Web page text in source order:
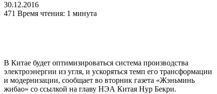
30.12.2016
471 Время чтения: 1 минута
В Китае будет оптимизироваться система производства
электроэнергии из угля, и ускоряться темп его трансформации
и модернизации, сообщает во вторник газета «Жэньминь
жибао» со ссылкой на главу НЭА Китая Нур Бекри.